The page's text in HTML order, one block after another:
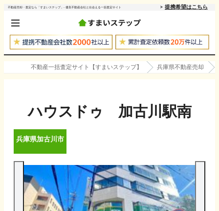
不動産売却・査定なら「すまいステップ」- 優良不動産会社と出会える一括査定サイト 提携希望はこちら
不動産一括査定サイト【すまいステップ】 兵庫県不動産売却
ハウスドゥ 加古川駅南
兵庫県加古川市